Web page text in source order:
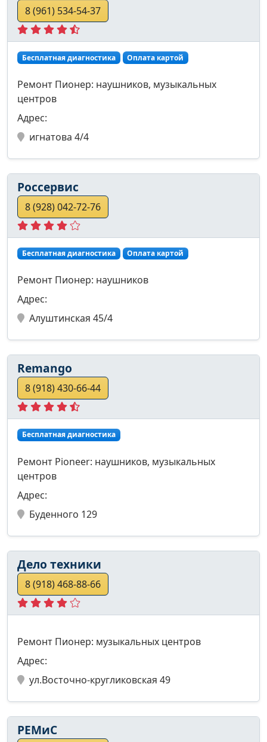
8 (961) 534-54-37
Бесплатная диагностика Оплата картой
Ремонт Пионер: наушников, музыкальных
центров
Адрес:
игнатова 4/4
Россервис
8 (928) 042-72-76
Бесплатная диагностика Оплата картой
Ремонт Пионер: наушников
Адрес:
Алуштинская 45/4
Remango
8 (918) 430-66-44
Бесплатная диагностика
Ремонт Pioneer: наушников, музыкальных
центров
Адрес:
Буденного 129
Дело техники
8 (918) 468-88-66
Ремонт Пионер: музыкальных центров
Адрес:
ул.Восточно-кругликовская 49
РЕМиС